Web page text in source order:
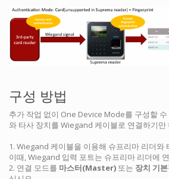
구성 방법
추가 작업 없이 One Device Mode를 구성할
와 타사 장치를 Wiegand 케이블로 연결하기만
1. Wiegand 케이블을 이용해 슈프리마 리더와
이때, Wiegand 입력 포트는 슈프리마 리더에
2. 연결 모드를 마스터(Master) 또는 장치 기